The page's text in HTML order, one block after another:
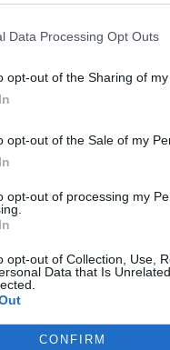
Data Processing Opt Outs
opt-out of the Sharing of my
opt-out of the Sale of my
opt-out of processing my
opt-out of Collection, Use,
Data that Is
CONFIRM
να
επηρεάζει
έγκρισηγια
έχουν
Σε μελέτη
Medicine
Οι
ουσιαστική